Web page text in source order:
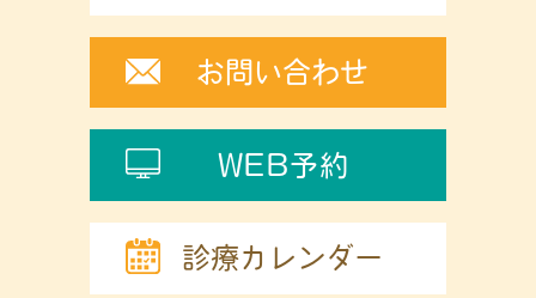
お問い合わせ
WEB予約
診療カレンダー